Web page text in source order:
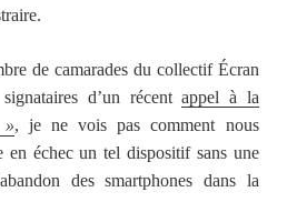
de camarades du collectif Écran
d’un récentappel à la
», je ne vois pas comment nous
en échec un tel dispositif sans une
des smartphones dans la